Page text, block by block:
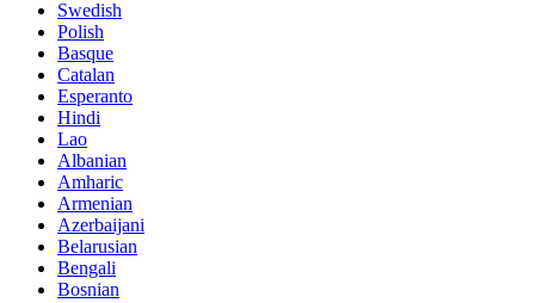
Swedish
Polish
Basque
Catalan
Esperanto
Hindi
Lao
Albanian
Amharic
Armenian
Azerbaijani
Belarusian
Bengali
Bosnian